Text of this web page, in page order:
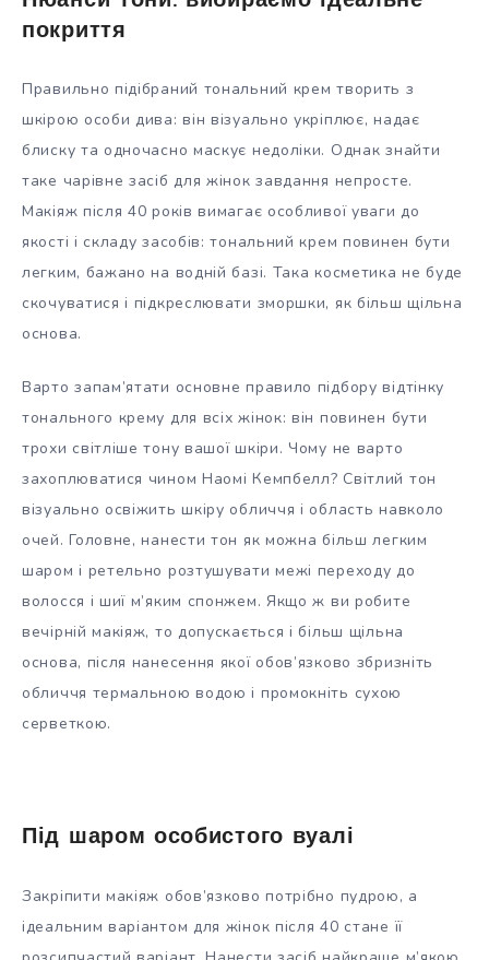
покриття
Правильно підібраний тональний крем творить з
шкірою особи дива: він візуально укріплює, надає
блиску та одночасно маскує недоліки. Однак знайти
таке чарівне засіб для жінок завдання непросте.
Макіяж після 40 років вимагає особливої уваги до
якості і складу засобів: тональний крем повинен бути
легким, бажано на водній базі. Така косметика не буде
скочуватися і підкреслювати зморшки, як більш щільна
основа.
Варто запам’ятати основне правило підбору відтінку
тонального крему для всіх жінок: він повинен бути
трохи світліше тону вашої шкіри. Чому не варто
захоплюватися чином Наомі Кемпбелл? Світлий тон
візуально освіжить шкіру обличчя і область навколо
очей. Головне, нанести тон як можна більш легким
шаром і ретельно розтушувати межі переходу до
волосся і шиї м’яким спонжем. Якщо ж ви робите
вечірній макіяж, то допускається і більш щільна
основа, після нанесення якої обов’язково збризніть
обличчя термальною водою і промокніть сухою
серветкою.
Під шаром особистого вуалі
Закріпити макіяж обов’язково потрібно пудрою, а
ідеальним варіантом для жінок після 40 стане її